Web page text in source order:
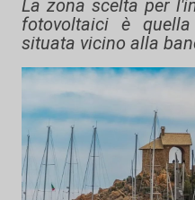
La zona scelta per
fotovoltaici è
situata vicino alla